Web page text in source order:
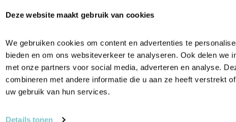
Deze website maakt gebruik van cookies
We gebruiken cookies om content en advertenties te
bieden en om ons websiteverkeer te analyseren. Ook delen we
met onze partners voor social media, adverteren en analyse.
combineren met andere informatie die u aan ze heeft verstrekt
uw gebruik van hun services.
Details tonen